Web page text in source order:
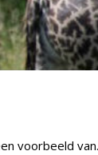
voorbeeld